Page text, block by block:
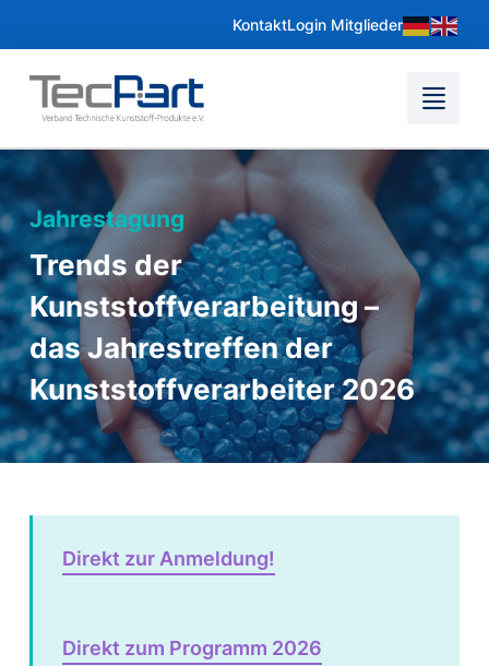
KontaktLogin Mitglieder
Jahrestagung
Trends der
Kunststoffverarbeitung –
das Jahrestreffen der
Kunststoffverarbeiter 2026
Direkt zur Anmeldung!
Direkt zum Programm 2026